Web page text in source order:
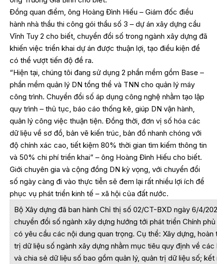
Đồng quan điểm, ông Hoàng Đình Hiếu – Giám đốc điều
hành nhà thầu thi công gói thầu số 3 – dự án xây dựng cầu
Vĩnh Tuy 2 cho biết, chuyển đổi số trong ngành xây dựng đã
khiến việc triển khai dự án được thuận lợi, tạo điều kiện để
có thể vượt tiến độ đề ra.
“Hiện tại, chúng tôi đang sử dụng 2 phần mềm gồm Base –
phần mềm quản lý DN tổng thể và TNN cho quản lý máy
công trình. Chuyển đổi số áp dụng công nghệ nhằm tạo lập
quy trình – thủ tục, báo cáo thống kê, giúp DN vận hành,
quản lý công việc thuận tiện. Đồng thời, đơn vị số hóa các
dữ liệu về sơ đồ, bản vẽ kiến trúc, bản đồ nhanh chóng với
độ chính xác cao, tiết kiệm 80% thời gian tìm kiếm thông tin
và 50% chi phí triển khai” – ông Hoàng Đình Hiếu cho biết.
Giới chuyên gia và cộng đồng DN kỳ vọng, với chuyển đổi
số ngày càng đi vào thực tiễn sẽ đem lại rất nhiều lợi ích để
phục vụ phát triển kinh tế – xã hội của đất nước.
Bộ Xây dựng đã ban hành Chỉ thị số 02/CT-BXD ngày 6/4/
chuyển đổi số ngành xây dựng hướng tới phát triển Chính
có yêu cầu các nội dung quan trọng. Cụ thể: Xây dựng, hoàn
trị dữ liệu số ngành xây dựng nhằm mục tiêu quy định về các
và chia sẻ dữ liệu số bao gồm quản lý, quản trị dữ liệu số;